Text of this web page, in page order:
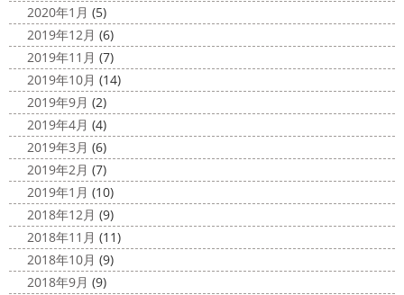
2020年1月 (5)
2019年12月 (6)
2019年11月 (7)
2019年10月 (14)
2019年9月 (2)
2019年4月 (4)
2019年3月 (6)
2019年2月 (7)
2019年1月 (10)
2018年12月 (9)
2018年11月 (11)
2018年10月 (9)
2018年9月 (9)